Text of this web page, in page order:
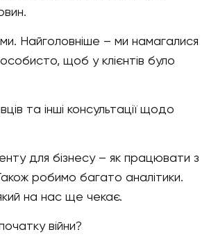
Найголовніше – ми намагалися
щоб у клієнтів було
та інші консультації щодо
для бізнесу – як працювати з
робимо багато аналітики.
на нас ще чекає.
війни?